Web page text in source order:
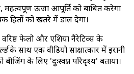
महत्वपूर्ण ऊर्जा आपूर्ति को बाधित करेगा
हितों को खतरे में डाल देगा।
वरिष्ठ फेलो और एशिया नैरेटिव्स के
के साथ एक वीडियो साक्षात्कार में ईरानी
के लिए 'दुःस्वप्न परिदृश्य' बताया।